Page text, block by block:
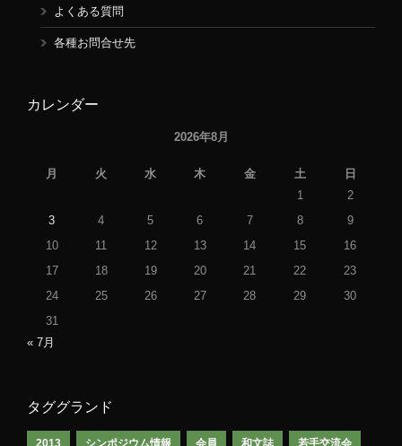
よくある質問
各種お問合せ先
カレンダー
2026年8月
月 火 水 木 金 土
日
1
2
3
4 5 6 7 8
9
10
11 12 13 14 15
16
17
18 19 20 21 22
23
24
25 26 27 28 29
30
31
« 7月
タググランド